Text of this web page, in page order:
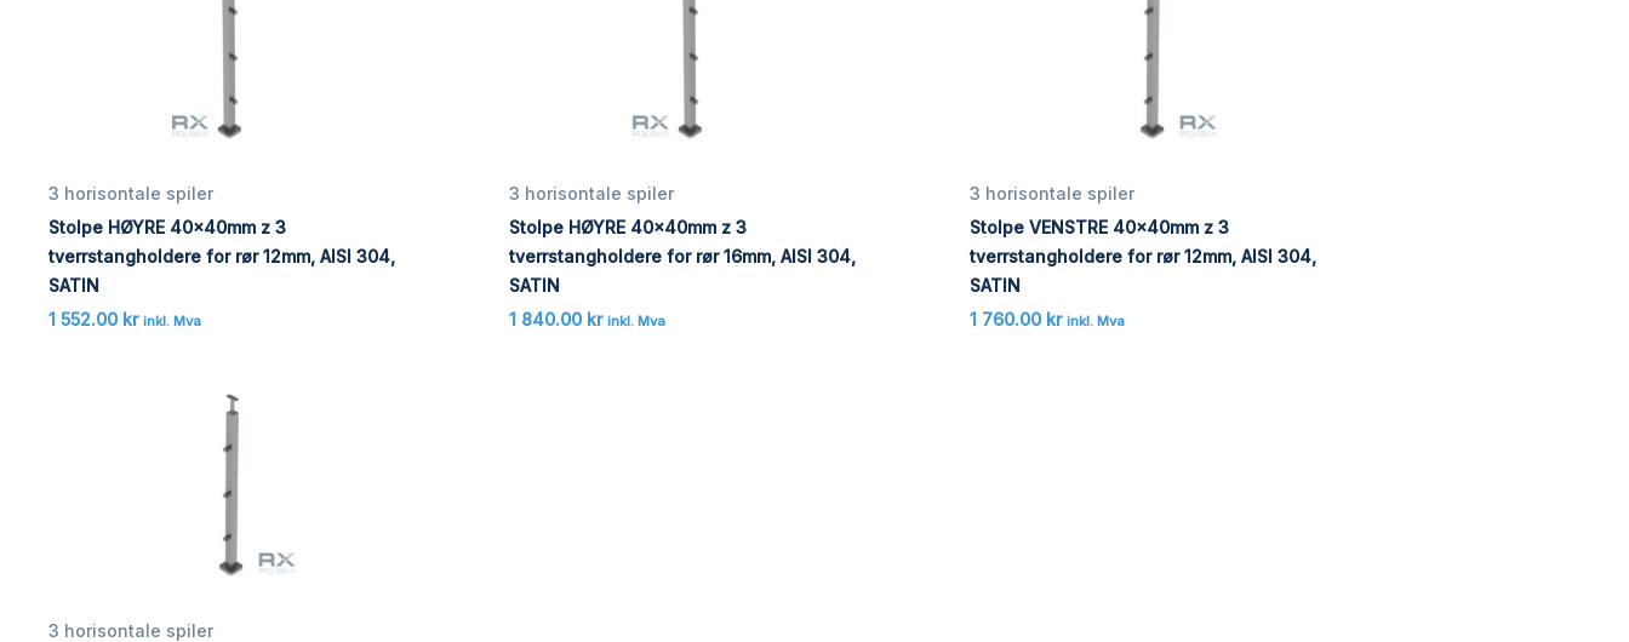
3 horisontale spiler
Stolpe HØYRE 40x40mm z 3
tverrstangholdere for rør 12mm, AISI 304,
SATIN
1 552.00 kr inkl. Mva
3 horisontale spiler
Stolpe HØYRE 40x40mm z 3
tverrstangholdere for rør 16mm, AISI 304,
SATIN
1 840.00 kr inkl. Mva
3 horisontale spiler
Stolpe VENSTRE 40x40mm z 3
tverrstangholdere for rør 12mm, AISI 304,
SATIN
1 760.00 kr inkl. Mva
3 horisontale spiler